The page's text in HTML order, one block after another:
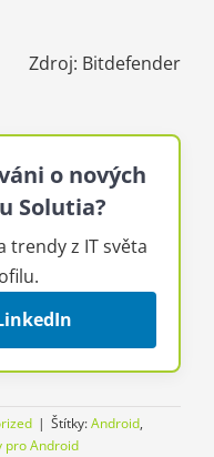
Zdroj: Bitdefender
o nových
Solutia?
trendy z IT světa
| Štítky:Android,
pro Android